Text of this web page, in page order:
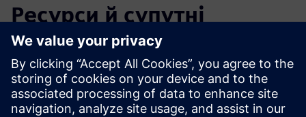
Ресурси й супутні
продукти
Додаткова інформація та ресурси